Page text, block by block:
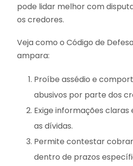
pode lidar melhor com
os credores.
Veja como o Código de
ampara:
Proíbe assédio e
abusivos por parte dos
Exige informações claras
as dívidas.
Permite contestar
dentro de prazos